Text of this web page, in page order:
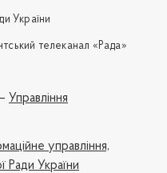
України
телеканал «Рада»
Управління
управління,
України